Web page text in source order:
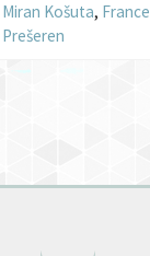
Miran Košuta, France
Prešeren